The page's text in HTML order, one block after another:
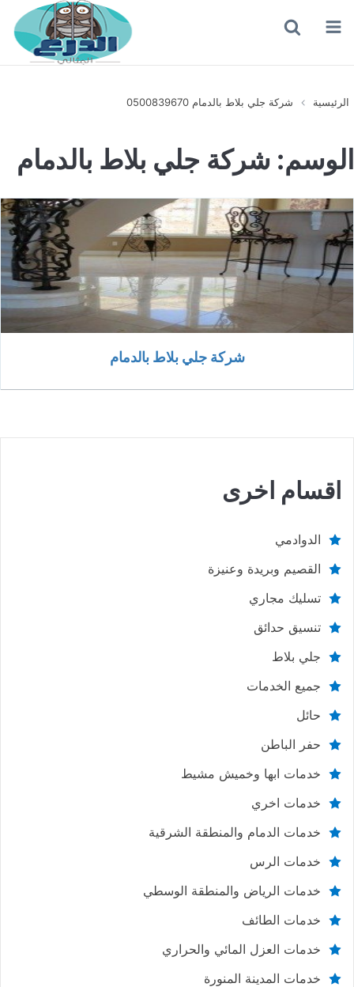
القائمة
الرئيسية شركة جلي بلاط بالدمام 0500839670
الوسم: شركة جلي بلاط بالدمام
شركة جلي بلاط بالدمام
اقسام اخرى
الدوادمي
القصيم وبريدة وعنيزة
تسليك مجاري
تنسيق حدائق
جلي بلاط
جميع الخدمات
حائل
حفر الباطن
خدمات ابها وخميش مشيط
خدمات اخري
خدمات الدمام والمنطقة الشرقية
خدمات الرس
خدمات الرياض والمنطقة الوسطي
خدمات الطائف
خدمات العزل المائي والحراري
خدمات المدينة المنورة